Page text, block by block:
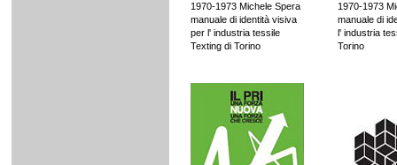
1970-1973 Michele Spera
manuale di identità visiva
per l' industria tessile
Texting di Torino
1970-1973
manuale di
l' industria
Torino